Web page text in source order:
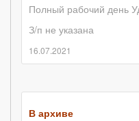
Полный рабочий день
З/п не указана
16.07.2021
В архиве